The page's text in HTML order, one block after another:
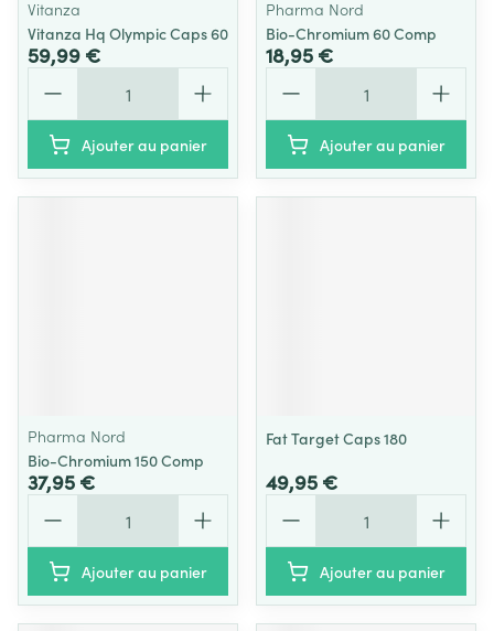
Vitanza
Vitanza Hq Olympic Caps 60
59,99 €
Ajouter au panier
Pharma Nord
Bio-Chromium 60 Comp
18,95 €
Ajouter au panier
Pharma Nord
Bio-Chromium 150 Comp
37,95 €
Ajouter au panier
Fat Target Caps 180
49,95 €
Ajouter au panier